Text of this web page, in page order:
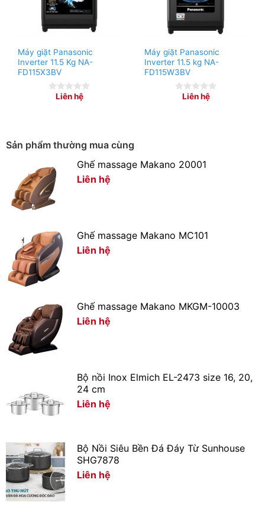
cường lực có độ bền tốt
, kèm với phần viền cửa mạ
Chrome sáng bóng.
có độ sáng bóng cao, độ bền tốtvà nhất là giảm thiểu
tình trạng bám cặn từ bụi vải và chất giặt tẩy sau mỗi
lần giặt, nhờ đó nâng cao hiệu quả giặt sạch quần áo.
*Hình ảnh chỉ mang tính chất minh họa
Khối lượng giặt và chương trình
cầu sử dụng cho những gia đình đông thành viên,
7 ngườinhờ khả nănggiặt với khối lượng 9.5 kg và sấy
với khối lượng 6 kg, thuận tiện cho việc giặt giũ dù bạn
sống ở khu vực có điều kiện thời tiết ra sao.
Máy giặt Panasonic
Inverter 11.5 Kg NA-
FD115X3BV
Liên hệ
Máy giặt Panasonic
Inverter 11.5 kg NA-
FD115W3BV
Liên hệ
Sản phẩm thường mua cùng
Ghế massage Makano 20001
Liên hệ
Ghế massage Makano MC101
Liên hệ
Ghế massage Makano MKGM-10003
Liên hệ
Bộ nồi Inox Elmich EL-2473 size 16, 20,
24 cm
Liên hệ
Bộ Nồi Siêu Bền Đá Đáy Từ Sunhouse
SHG7878
Liên hệ